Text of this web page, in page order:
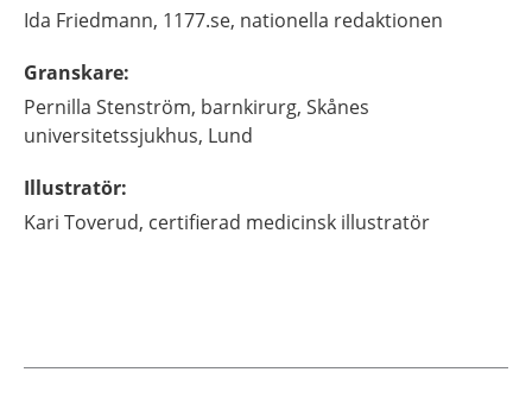
Ida Friedmann, 1177.se, nationella redaktionen
Granskare:
Pernilla Stenström, barnkirurg, Skånes
universitetssjukhus, Lund
Illustratör:
Kari Toverud, certifierad medicinsk illustratör